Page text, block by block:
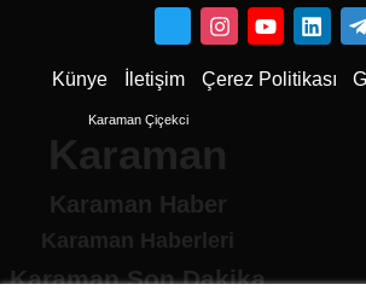
Künye İletişim Çerez Politikası
Karaman Çiçekci
Karaman
Karaman Haber
Karaman Haberleri
Karaman Son Dakika